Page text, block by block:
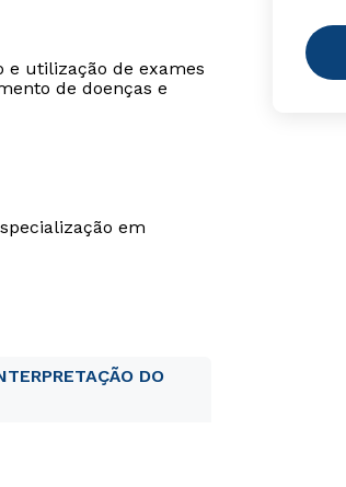
e utilização de exames
de doenças e
em
DO